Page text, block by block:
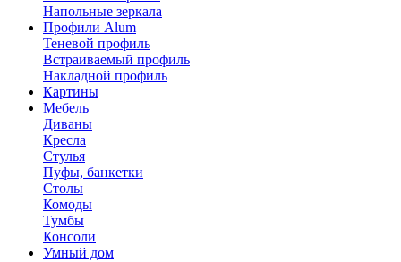
Напольные зеркала
Профили Alum
Теневой профиль
Встраиваемый профиль
Накладной профиль
Картины
Мебель
Диваны
Кресла
Стулья
Пуфы, банкетки
Столы
Комоды
Тумбы
Консоли
Умный дом